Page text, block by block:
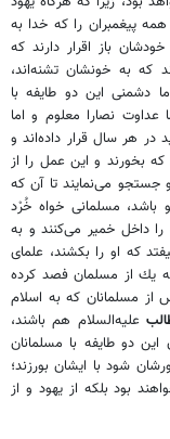
پيغمبران را كه خدا به
باز اقرار دارند كه
كه به خونشان تشنه‌اند،
دشمنى اين دو طايفه با
عداوت نصارا معلوم و اما
هر سال قرار داده‌اند و
بخورند و اين عمل را از
مى‌نمايند تا آن كه
مسلمانى خواه خُرْد
داخل خمير مى‌كنند و به
كه او را بكشند، علماى
يك از مسلمان فصد كرده
مسلمانان كه به اسلام
عليه‌السلام هم باشند،
دو طايفه با مسلمانان
شود با ايشان بورزند؛
بود بلكه از يهود و از